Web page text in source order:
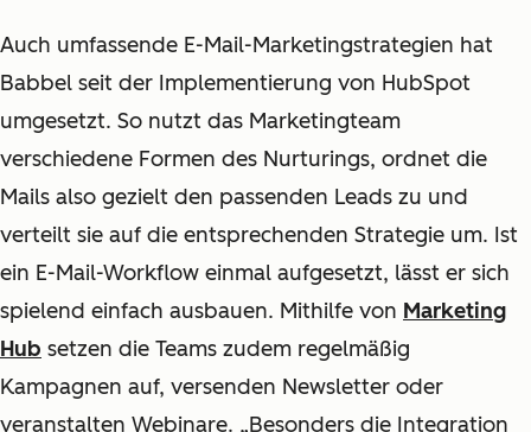
Auch umfassende E-Mail-Marketingstrategien hat
Babbel seit der Implementierung von HubSpot
umgesetzt. So nutzt das Marketingteam
verschiedene Formen des Nurturings, ordnet die
Mails also gezielt den passenden Leads zu und
verteilt sie auf die entsprechenden Strategie um. Ist
ein E-Mail-Workflow einmal aufgesetzt, lässt er sich
spielend einfach ausbauen. Mithilfe von Marketing
Hub setzen die Teams zudem regelmäßig
Kampagnen auf, versenden Newsletter oder
veranstalten Webinare. „Besonders die Integration